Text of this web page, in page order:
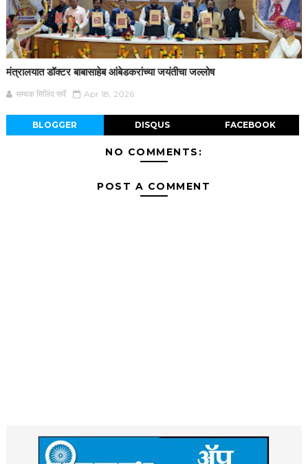
मंत्रालयात डॉक्टर बाबासाहेब आंबेडकरांच्या जयंतीचा जल्लोष
सम्यक मिलिंद सर्पे Apr 18, 2026
BLOGGER DISQUS FACEBOOK
NO COMMENTS:
POST A COMMENT